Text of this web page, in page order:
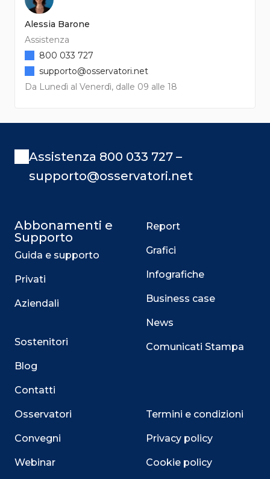
Alessia Barone
Assistenza
Da Lunedì al Venerdì, dalle 09 alle 18
800 033 727
supporto@osservatori.net
Assistenza 800 033 727 –
supporto@osservatori.net
Abbonamenti e
Supporto
Guida e supporto
Privati
Aziendali
Sostenitori
Blog
Contatti
Osservatori
Convegni
Webinar
Report
Grafici
Infografiche
Business case
News
Comunicati Stampa
Termini e condizioni
Privacy policy
Cookie policy